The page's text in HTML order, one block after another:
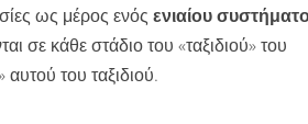
ως μέρος ενόςενιαίου
σε κάθε στάδιο του «ταξιδιού» του
του ταξιδιού.